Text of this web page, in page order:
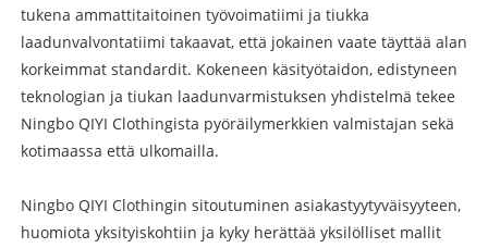
tukena ammattitaitoinen työvoimatiimi ja tiukka
laadunvalvontatiimi takaavat, että jokainen vaate täyttää alan
korkeimmat standardit. Kokeneen käsityötaidon, edistyneen
teknologian ja tiukan laadunvarmistuksen yhdistelmä tekee
Ningbo QIYI Clothingista pyöräilymerkkien valmistajan sekä
kotimaassa että ulkomailla.
Ningbo QIYI Clothingin sitoutuminen asiakastyytyväisyyteen,
huomiota yksityiskohtiin ja kyky herättää yksilölliset mallit